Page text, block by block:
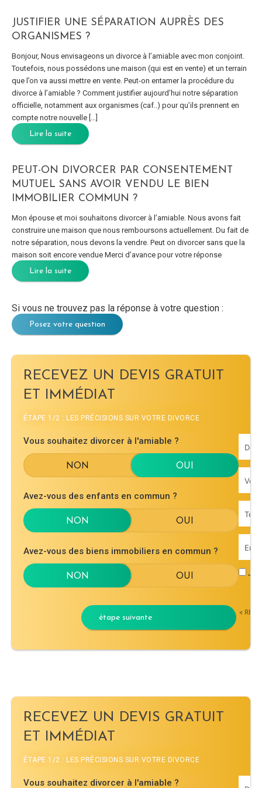
JUSTIFIER UNE SÉPARATION AUPRÈS DES
ORGANISMES ?
Bonjour, Nous envisageons un divorce à l’amiable avec mon conjoint.
Toutefois, nous possédons une maison (qui est en vente) et un terrain
que l’on va aussi mettre en vente. Peut-on entamer la procédure du
divorce à l’amiable ? Comment justifier aujourd’hui notre séparation
officielle, notamment aux organismes (caf..) pour qu’ils prennent en
compte notre nouvelle […]
Lire la suite
PEUT-ON DIVORCER PAR CONSENTEMENT
MUTUEL SANS AVOIR VENDU LE BIEN
IMMOBILIER COMMUN ?
Mon épouse et moi souhaitons divorcer à l’amiable. Nous avons fait
construire une maison que nous remboursons actuellement. Du fait de
notre séparation, nous devons la vendre. Peut on divorcer sans que la
maison soit encore vendue Merci d’avance pour votre réponse
Lire la suite
Si vous ne trouvez pas la réponse à votre question :
Posez votre question
RECEVEZ UN DEVIS GRATUIT
ET IMMÉDIAT
ÉTAPE 1/2 : LES PRÉCISIONS SUR VOTRE DIVORCE
Vous souhaitez divorcer à l'amiable ?
Avez-vous des enfants en commun ?
Avez-vous des biens immobiliers en commun ?
étape suivante <
RECEVEZ UN DEVIS GRATUIT
ET IMMÉDIAT
ÉTAPE 1/2 : LES PRÉCISIONS SUR VOTRE DIVORCE
Vous souhaitez divorcer à l'amiable ?